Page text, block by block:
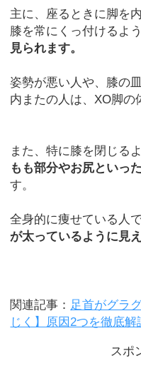
主に、座るときに脚を
膝を常にくっ付けるよ
見られます。
姿勢が悪い人や、膝の
内またの人は、XO脚の
また、特に膝を閉じる
もも部分やお尻といっ
す。
全身的に痩せている人
が太っているように見え
関連記事： 足首がグラ
じく】原因2つを徹底解
スポ